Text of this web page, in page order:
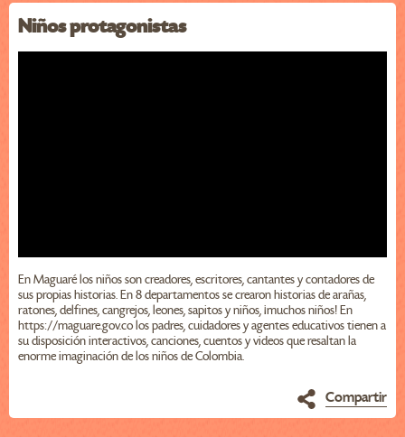
Niños protagonistas
En Maguaré los niños son creadores, escritores, cantantes y contadores de
sus propias historias. En 8 departamentos se crearon historias de arañas,
ratones, delfines, cangrejos, leones, sapitos y niños, ¡muchos niños! En
https://maguare.gov.co los padres, cuidadores y agentes educativos tienen a
su disposición interactivos, canciones, cuentos y videos que resaltan la
enorme imaginación de los niños de Colombia.
Compartir